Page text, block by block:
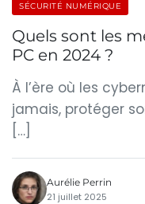
SÉCURITÉ NUMÉRIQUE
Quels sont les
PC en 2024 ?
À l’ère où les
jamais, protéger
[…]
Aurélie Perrin
21 juillet 2025